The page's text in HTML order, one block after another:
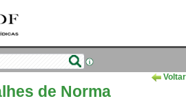
Voltar
de Norma